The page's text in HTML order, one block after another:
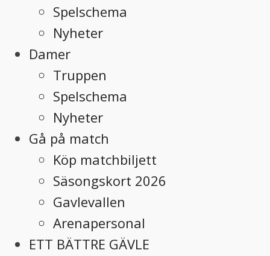
Spelschema
Nyheter
Damer
Truppen
Spelschema
Nyheter
Gå på match
Köp matchbiljett
Säsongskort 2026
Gavlevallen
Arenapersonal
ETT BÄTTRE GÄVLE